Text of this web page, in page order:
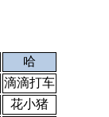
哈
滴滴打车
花小猪